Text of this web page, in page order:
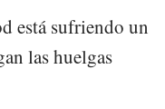
está sufriendo un
las huelgas